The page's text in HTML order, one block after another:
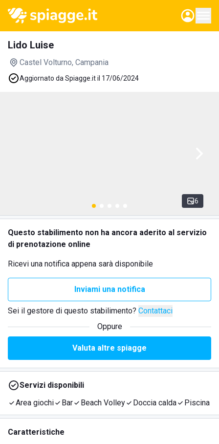
Lido Luise
Castel Volturno, Campania
Aggiornato da Spiagge.it il 17/06/2024
6
Questo stabilimento non ha ancora aderito al servizio
di prenotazione online
Ricevi una notifica appena sarà disponibile
Inviami una notifica
Sei il gestore di questo stabilimento? Contattaci
Oppure
Valuta altre spiagge
Servizi disponibili
Area giochi
Bar Beach Volley Doccia calda Piscina
Caratteristiche